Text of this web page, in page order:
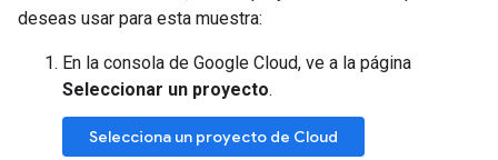
deseas usar para esta muestra:
En la consola de Google Cloud, ve a la página
Seleccionar un proyecto.
Selecciona un proyecto de Cloud